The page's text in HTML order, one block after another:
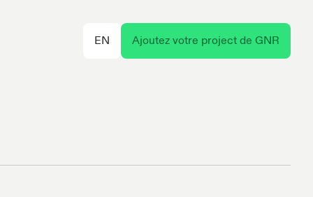
EN Ajoutez votre project de GNR